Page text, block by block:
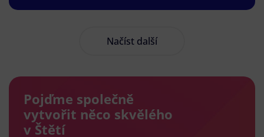
Načíst další
Pojďme společně
vytvořit něco skvělého
v Štětí